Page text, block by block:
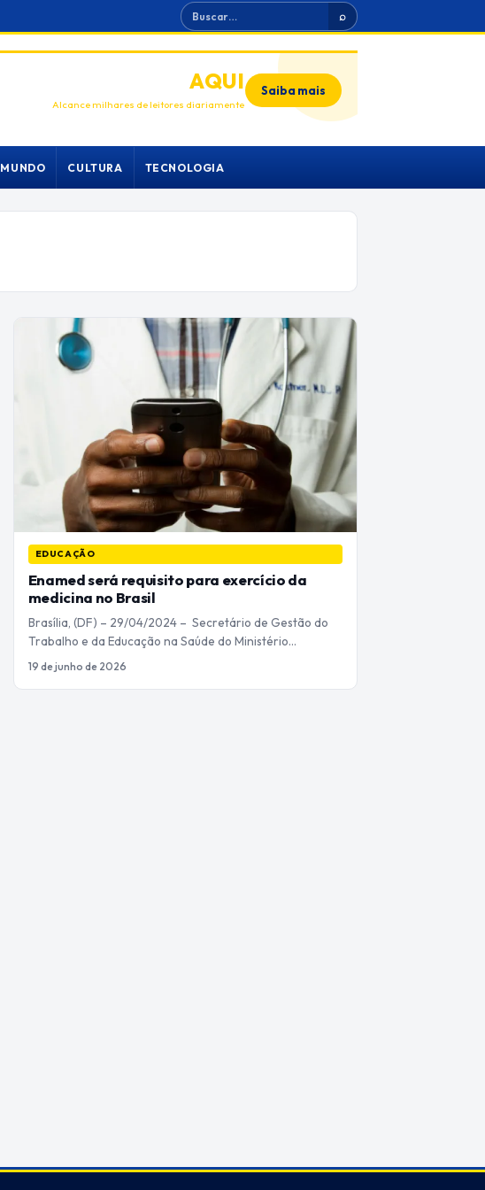
Buscar ⌕
ANUNCIEAQUI
Alcance milhares de leitores diariamente
Saiba mais
MUNDO CULTURA TECNOLOGIA
EDUCAÇÃO
Enamed será requisito para exercício da
medicina no Brasil
Brasília, (DF) – 29/04/2024 – Secretário de Gestão do
Trabalho e da Educação na Saúde do Ministério…
19 de junho de 2026